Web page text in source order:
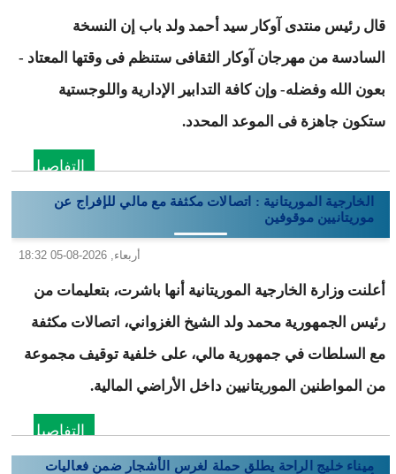
قال رئيس منتدى آوكار سيد أحمد ولد باب إن النسخة
السادسة من مهرجان آوكار الثقافى ستنظم فى وقتها المعتاد -
بعون الله وفضله- وإن كافة التدابير الإدارية واللوجستية
ستكون جاهزة فى الموعد المحدد.
التفاصيل
الخارجية الموريتانية : اتصالات مكثفة مع مالي للإفراج عن
موريتانيين موقوفين
أربعاء, 2026-08-05 18:32
أعلنت وزارة الخارجية الموريتانية أنها باشرت، بتعليمات من
رئيس الجمهورية محمد ولد الشيخ الغزواني، اتصالات مكثفة
مع السلطات في جمهورية مالي، على خلفية توقيف مجموعة
من المواطنين الموريتانيين داخل الأراضي المالية.
التفاصيل
ميناء خليج الراحة يطلق حملة لغرس الأشجار ضمن فعاليات